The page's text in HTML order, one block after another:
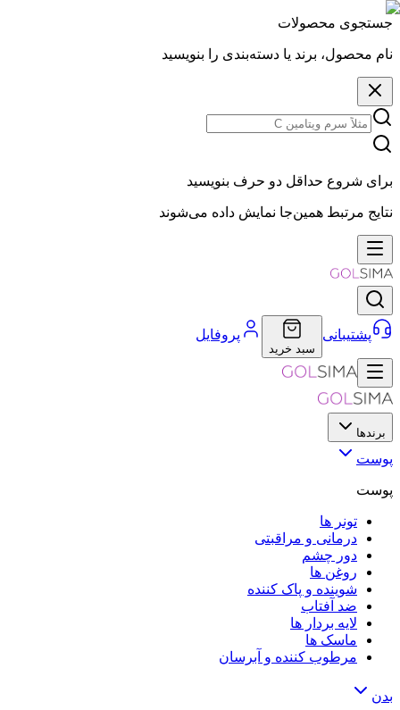
جستجوی محصولات
نام محصول، برند یا دسته‌بندی را بنویسید
برای شروع حداقل دو حرف بنویسید
نتایج مرتبط همین‌جا نمایش داده می‌شوند
پشتیبانی
سبد خرید
پروفایل
برندها
پوست
پوست
تونر ها
درمانی و مراقبتی
دور چشم
روغن ها
شوینده و پاک کننده
ضد آفتاب
لایه‌ بردار ها
ماسک ها
مرطوب کننده و آبرسان
بدن